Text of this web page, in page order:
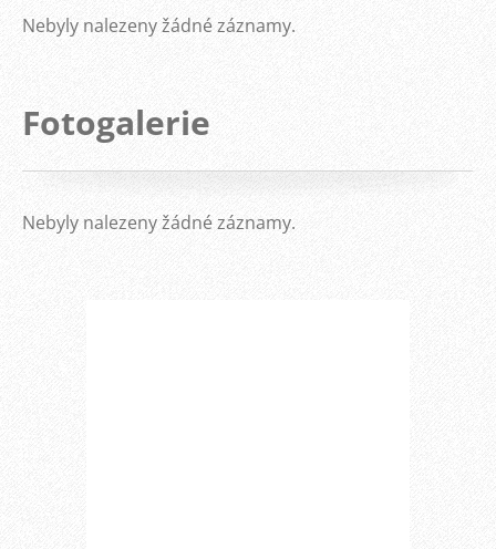
Nebyly nalezeny žádné záznamy.
Fotogalerie
Nebyly nalezeny žádné záznamy.